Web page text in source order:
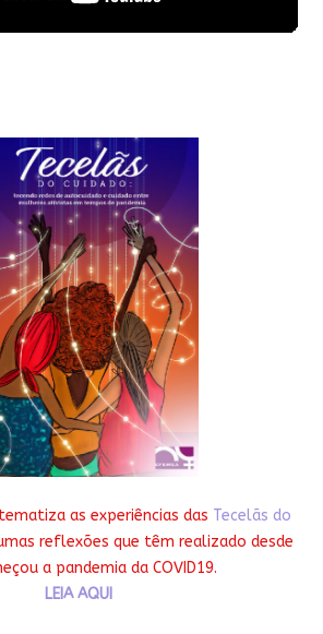
as experiências das Tecelãs do
reflexões que têm realizado desde
a pandemia da COVID19.
LEIA AQUI